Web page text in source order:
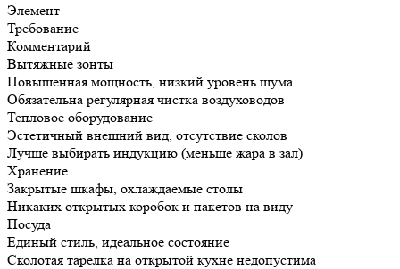
Элемент
Требование
Комментарий
Вытяжные зонты
Повышенная мощность, низкий уровень шума
Обязательна регулярная чистка воздуховодов
Тепловое оборудование
Эстетичный внешний вид, отсутствие сколов
Лучше выбирать индукцию (меньше жара в зал)
Хранение
Закрытые шкафы, охлаждаемые столы
Никаких открытых коробок и пакетов на виду
Посуда
Единый стиль, идеальное состояние
Сколотая тарелка на открытой кухне недопустима